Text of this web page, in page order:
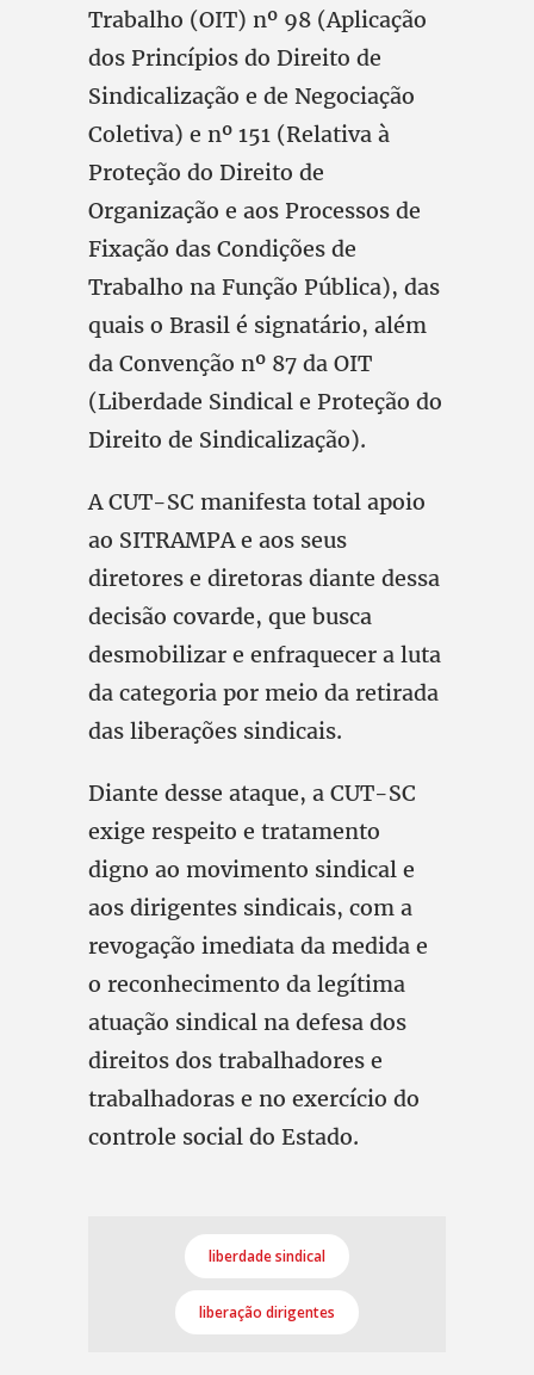
Trabalho (OIT) nº 98 (Aplicação
dos Princípios do Direito de
Sindicalização e de Negociação
Coletiva) e nº 151 (Relativa à
Proteção do Direito de
Organização e aos Processos de
Fixação das Condições de
Trabalho na Função Pública), das
quais o Brasil é signatário, além
da Convenção nº 87 da OIT
(Liberdade Sindical e Proteção do
Direito de Sindicalização).
A CUT-SC manifesta total apoio
ao SITRAMPA e aos seus
diretores e diretoras diante dessa
decisão covarde, que busca
desmobilizar e enfraquecer a luta
da categoria por meio da retirada
das liberações sindicais.
Diante desse ataque, a CUT-SC
exige respeito e tratamento
digno ao movimento sindical e
aos dirigentes sindicais, com a
revogação imediata da medida e
o reconhecimento da legítima
atuação sindical na defesa dos
direitos dos trabalhadores e
trabalhadoras e no exercício do
controle social do Estado.
liberdade sindical
liberação dirigentes